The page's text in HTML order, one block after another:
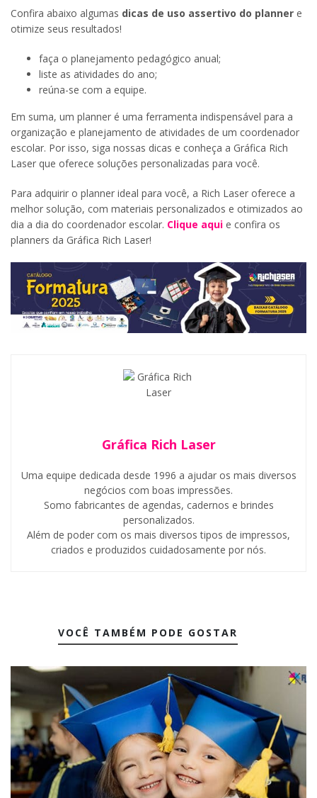
Confira abaixo algumas dicas de uso assertivo do planner e
otimize seus resultados!
faça o planejamento pedagógico anual;
liste as atividades do ano;
reúna-se com a equipe.
Em suma, um planner é uma ferramenta indispensável para a
organização e planejamento de atividades de um coordenador
escolar. Por isso, siga nossas dicas e conheça a Gráfica Rich
Laser que oferece soluções personalizadas para você.
Para adquirir o planner ideal para você, a Rich Laser oferece a
melhor solução, com materiais personalizados e otimizados ao
dia a dia do coordenador escolar. Clique aqui e confira os
planners da Gráfica Rich Laser!
Gráfica Rich Laser
Uma equipe dedicada desde 1996 a ajudar os mais diversos
negócios com boas impressões.
Somo fabricantes de agendas, cadernos e brindes
personalizados.
Além de poder com os mais diversos tipos de impressos,
criados e produzidos cuidadosamente por nós.
VOCÊ TAMBÉM PODE GOSTAR